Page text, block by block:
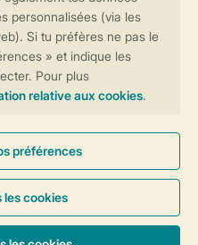
préférences
données
Cookies et bannières